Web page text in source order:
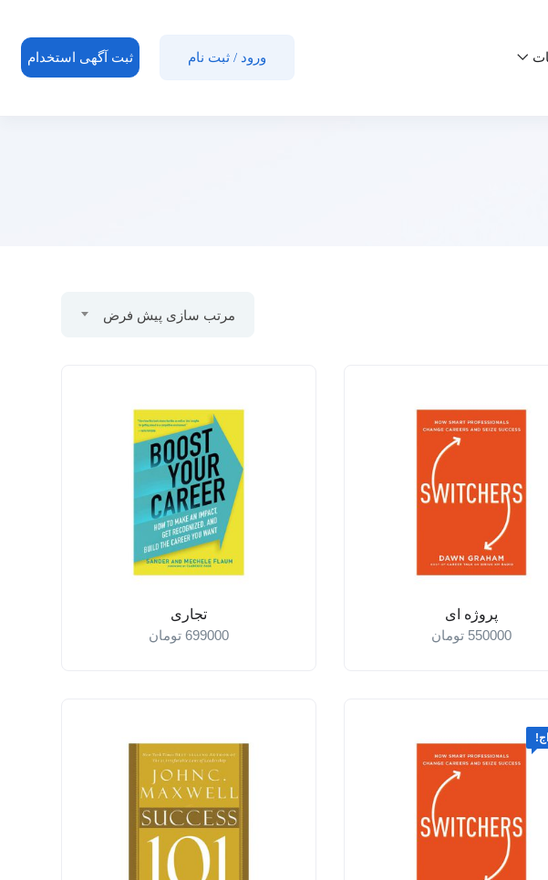
ورود / ثبت نام ثبت آگهی استخدام
مرتب سازی پیش فرض
پروژه ای
550000 تومان
تجاری
699000 تومان